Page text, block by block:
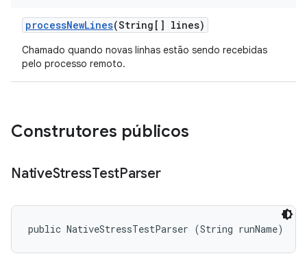
processNewLines(String[] lines)
Chamado quando novas linhas estão sendo recebidas
pelo processo remoto.
Construtores públicos
NativeStressTestParser
public NativeStressTestParser (String runName)